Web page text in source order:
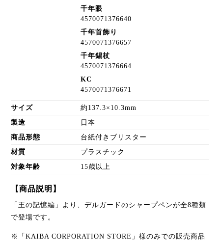
千年眼
4570071376640
千年首飾り
4570071376657
千年錫杖
4570071376664
KC
4570071376671
サイズ 約137.3×10.3mm
製造 日本
商品形態 台紙付きブリスター
材質 プラスチック
対象年齢 15歳以上
【商品説明】
「王の記憶編」より、デルガードのシャープペンが全8種類
で登場です。
※「KAIBA CORPORATION STORE」様のみでの販売商品